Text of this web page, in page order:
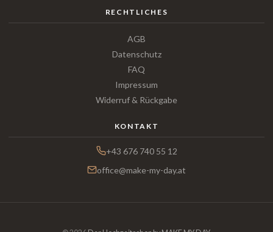
RECHTLICHES
AGB
Datenschutz
FAQ
Impressum
Widerruf & Rückgabe
KONTAKT
+43 676 740 55 12
office@make-my-day.at